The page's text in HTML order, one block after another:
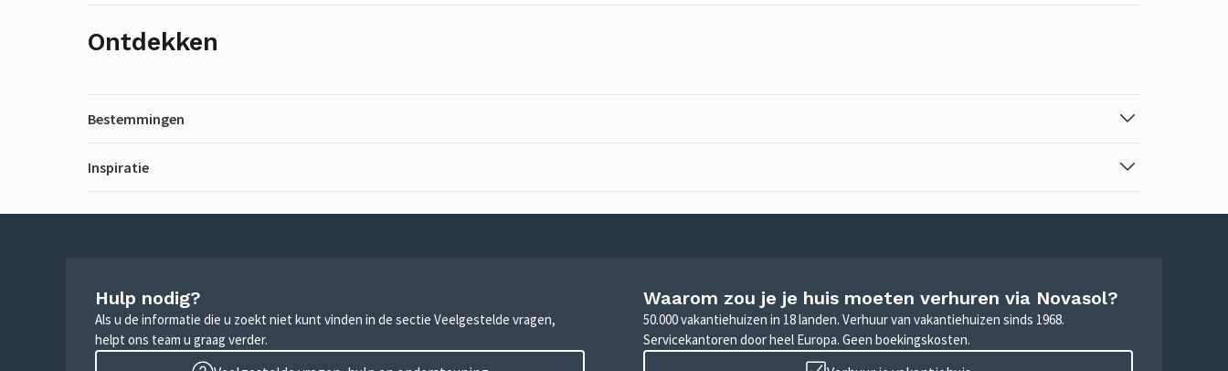
Ontdekken
Bestemmingen
Inspiratie
Hulp nodig?
Als u de informatie die u zoekt niet kunt vinden in de sectie Veelgestelde vragen,
helpt ons team u graag verder.
Waarom zou je je huis moeten verhuren via Novasol?
50.000 vakantiehuizen in 18 landen. Verhuur van vakantiehuizen sinds 1968.
Servicekantoren door heel Europa. Geen boekingskosten.